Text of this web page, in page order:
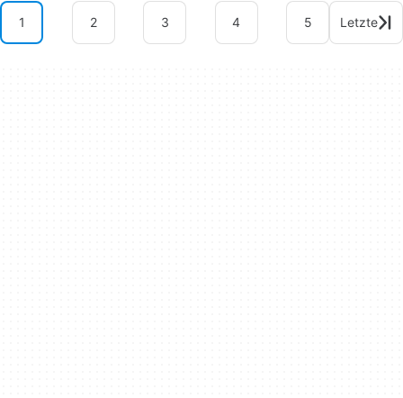
1 2 3 4 5 Letzte